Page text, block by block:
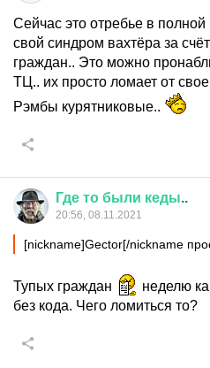
Сейчас это отребье в
свой синдром вахтёра за
граждан.. Это можно
ТЦ.. их просто ломает от
Рэмбы курятниковые..
Где то были кеды..
20:56, 08.11.2021
[nickname]Gector[/nickname
Тупых граждан
неделю
без кода. Чего ломиться то?